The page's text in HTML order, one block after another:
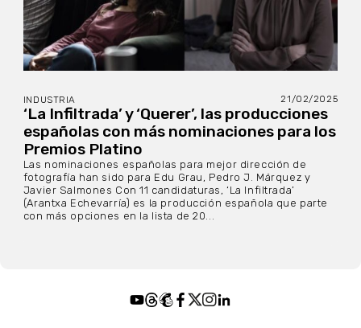
INDUSTRIA 21/02/2025
‘La Infiltrada’ y ‘Querer’, las producciones
españolas con más nominaciones para los
Premios Platino
Las nominaciones españolas para mejor dirección de
fotografía han sido para Edu Grau, Pedro J. Márquez y
Javier Salmones Con 11 candidaturas, ‘La Infiltrada’
(Arantxa Echevarría) es la producción española que parte
con más opciones en la lista de 20...